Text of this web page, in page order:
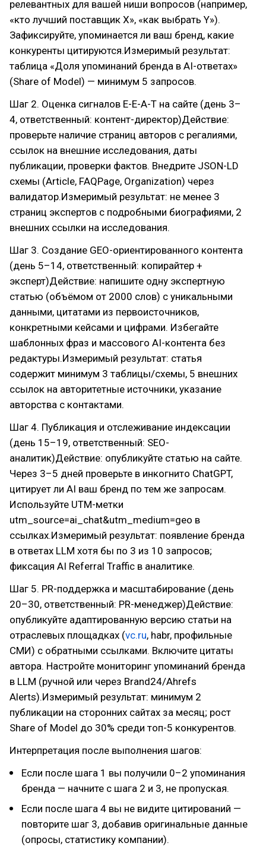
релевантных для вашей ниши вопросов (например,
«кто лучший поставщик X», «как выбрать Y»).
Зафиксируйте, упоминается ли ваш бренд, какие
конкуренты цитируются.Измеримый результат:
таблица «Доля упоминаний бренда в AI-ответах»
(Share of Model) — минимум 5 запросов.
Шаг 2. Оценка сигналов E-E-A-T на сайте (день 3–
4, ответственный: контент-директор)Действие:
проверьте наличие страниц авторов с регалиями,
ссылок на внешние исследования, даты
публикации, проверки фактов. Внедрите JSON-LD
схемы (Article, FAQPage, Organization) через
валидатор.Измеримый результат: не менее 3
страниц экспертов с подробными биографиями, 2
внешних ссылки на исследования.
Шаг 3. Создание GEO-ориентированного контента
(день 5–14, ответственный: копирайтер +
эксперт)Действие: напишите одну экспертную
статью (объёмом от 2000 слов) с уникальными
данными, цитатами из первоисточников,
конкретными кейсами и цифрами. Избегайте
шаблонных фраз и массового AI-контента без
редактуры.Измеримый результат: статья
содержит минимум 3 таблицы/схемы, 5 внешних
ссылок на авторитетные источники, указание
авторства с контактами.
Шаг 4. Публикация и отслеживание индексации
(день 15–19, ответственный: SEO-
аналитик)Действие: опубликуйте статью на сайте.
Через 3–5 дней проверьте в инкогнито ChatGPT,
цитирует ли AI ваш бренд по тем же запросам.
Используйте UTM-метки
utm_source=ai_chat&utm_medium=geo в
ссылках.Измеримый результат: появление бренда
в ответах LLM хотя бы по 3 из 10 запросов;
фиксация AI Referral Traffic в аналитике.
Шаг 5. PR-поддержка и масштабирование (день
20–30, ответственный: PR-менеджер)Действие:
опубликуйте адаптированную версию статьи на
отраслевых площадках (vc.ru, habr, профильные
СМИ) с обратными ссылками. Включите цитаты
автора. Настройте мониторинг упоминаний бренда
в LLM (ручной или через Brand24/Ahrefs
Alerts).Измеримый результат: минимум 2
публикации на сторонних сайтах за месяц; рост
Share of Model до 30% среди топ-5 конкурентов.
Интерпретация после выполнения шагов:
Если после шага 1 вы получили 0–2 упоминания
бренда — начните с шага 2 и 3, не пропуская.
Если после шага 4 вы не видите цитирований —
повторите шаг 3, добавив оригинальные данные
(опросы, статистику компании).